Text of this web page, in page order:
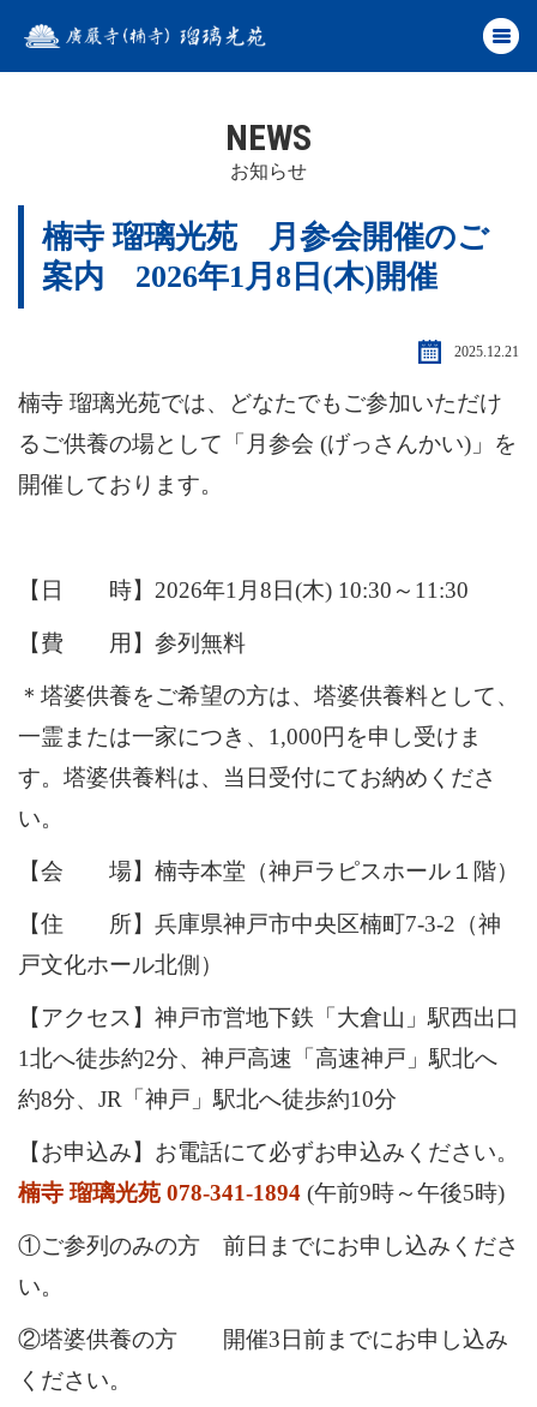
NEWS
お知らせ
楠寺 瑠璃光苑 月参会開催のご
案内 2026年1月8日(木)開催
2025.12.21
楠寺 瑠璃光苑では、どなたでもご参加いただけ
るご供養の場として「月参会 (げっさんかい)」を
開催しております。
【日 時】2026年1月8日(木) 10:30～11:30
【費 用】参列無料
＊塔婆供養をご希望の方は、塔婆供養料として、
一霊または一家につき、1,000円を申し受けま
す。塔婆供養料は、当日受付にてお納めくださ
い。
【会 場】楠寺本堂（神戸ラピスホール１階）
【住 所】兵庫県神戸市中央区楠町7-3-2（神
戸文化ホール北側）
【アクセス】神戸市営地下鉄「大倉山」駅西出口
1北へ徒歩約2分、神戸高速「高速神戸」駅北へ
約8分、JR「神戸」駅北へ徒歩約10分
【お申込み】お電話にて必ずお申込みください。
楠寺 瑠璃光苑 078-341-1894 (午前9時～午後5時)
①ご参列のみの方 前日までにお申し込みくださ
い。
②塔婆供養の方 開催3日前までにお申し込み
ください。